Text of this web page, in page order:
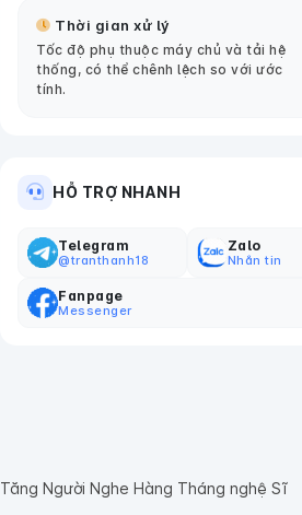
Thời gian xử lý
Tốc độ phụ thuộc máy chủ và tải hệ
thống, có thể chênh lệch so với ước
tính.
HỖ TRỢ NHANH
Telegram
@tranthanh18
Zalo
Nhắn tin
Fanpage
Messenger
Tăng Người Nghe Hàng Tháng nghệ Sĩ